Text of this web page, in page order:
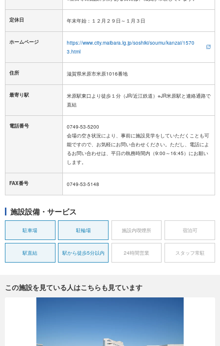
定休日
ホームページ
https://www.city.maibara.lg.jp/soshiki/soumu/kanzai/1570
3.html
住所 滋賀県米原市米原1016番地
最寄り駅
米原駅東口より徒歩１分（JR/近江鉄道）※JR米原駅と連絡通路で
直結
電話番号
0749-53-5200
会場の空き状況により、事前に施設見学をしていただくことも可
能ですので、お気軽にお問い合わせください。ただし、電話によ
るお問い合わせは、平日の執務時間内（9:00～16:45）にお願い
します。
FAX番号 0749-53-5148
施設設備・サービス
駐車場 駐輪場 施設内喫煙所 宿泊可
駅直結 駅から徒歩5分以内 24時間営業 スタッフ常駐
この施設を見ている人はこちらも見ています